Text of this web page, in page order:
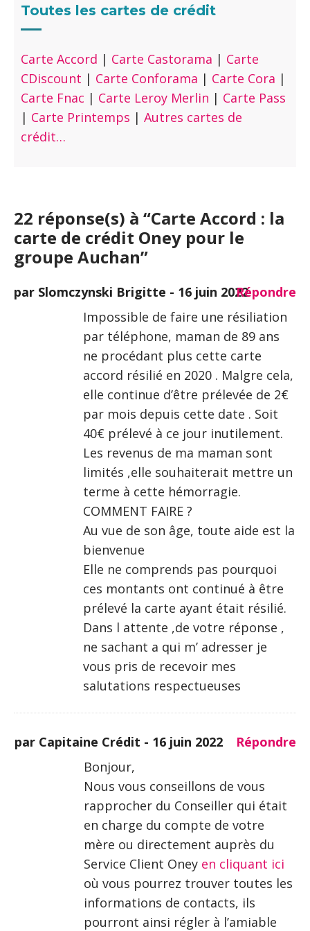
Toutes les cartes de crédit
Carte Accord | Carte Castorama | Carte
CDiscount | Carte Conforama | Carte Cora |
Carte Fnac | Carte Leroy Merlin | Carte Pass
| Carte Printemps | Autres cartes de
crédit…
22 réponse(s) à “Carte Accord : la
carte de crédit Oney pour le
groupe Auchan”
par Slomczynski Brigitte - 16 juin 2022Répondre
Impossible de faire une résiliation
par téléphone, maman de 89 ans
ne procédant plus cette carte
accord résilié en 2020 . Malgre cela,
elle continue d’être prélevée de 2€
par mois depuis cette date . Soit
40€ prélevé à ce jour inutilement.
Les revenus de ma maman sont
limités ,elle souhaiterait mettre un
terme à cette hémorragie.
COMMENT FAIRE ?
Au vue de son âge, toute aide est la
bienvenue
Elle ne comprends pas pourquoi
ces montants ont continué à être
prélevé la carte ayant était résilié.
Dans l attente ,de votre réponse ,
ne sachant a qui m’ adresser je
vous pris de recevoir mes
salutations respectueuses
par Capitaine Crédit - 16 juin 2022
Répondre
Bonjour,
Nous vous conseillons de vous
rapprocher du Conseiller qui était
en charge du compte de votre
mère ou directement auprès du
Service Client Oney en cliquant ici
où vous pourrez trouver toutes les
informations de contacts, ils
pourront ainsi régler à l’amiable